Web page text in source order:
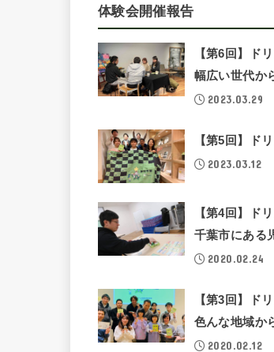
体験会開催報告
【第6回】ド
幅広い世代か
2023.03.29
【第5回】ド
2023.03.12
【第4回】ド
千葉市にある
2020.02.24
【第3回】ド
色んな地域か
2020.02.12